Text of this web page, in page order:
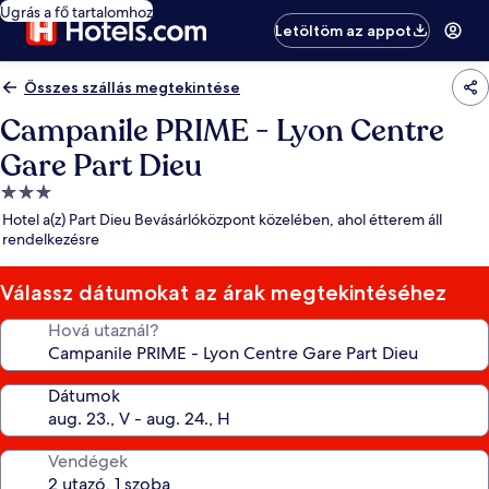
Ugrás a fő tartalomhoz
Letöltöm az appot
Összes szállás megtekintése
Campanile PRIME - Lyon Centre
Gare Part Dieu
3.0
csillagos
szálláshely
Hotel a(z) Part Dieu Bevásárlóközpont közelében, ahol étterem áll
rendelkezésre
Válassz dátumokat az árak megtekintéséhez
Hová utaznál?
Dátumok
Vendégek